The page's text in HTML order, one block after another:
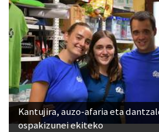
Kantujira, auzo-afaria eta
ospakizunei ekiteko